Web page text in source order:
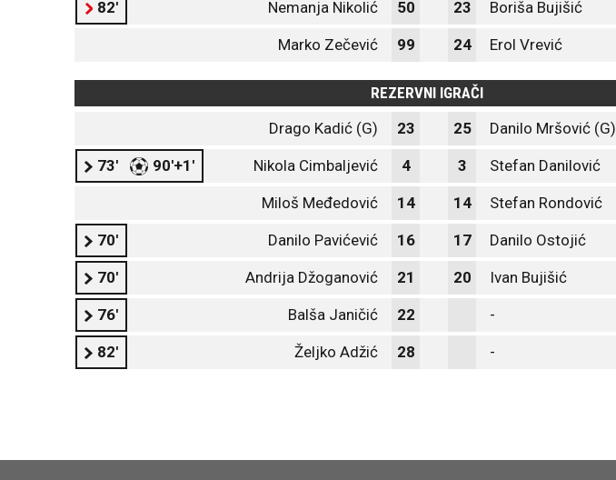
82' Nemanja Nikolić 50 23 Boriša Bujišić
Marko Zečević 99 24 Erol Vrević
REZERVNI IGRAČI
Drago Kadić (G)
23 25 Danilo Mršović (G)
73' 90'+1' Nikola Cimbaljević 4 3 Stefan Danilović
Miloš Međedović 14 14 Stefan Rondović
70' Danilo Pavićević 16 17 Danilo Ostojić
70' Andrija Džoganović 21 20 Ivan Bujišić
76' Balša Janičić 22 -
82' Željko Adžić 28 -